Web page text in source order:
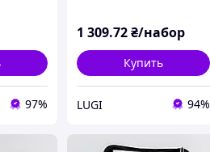
97%
нержавейки
1 309.72₴/набор
Купить
LUGI 94%